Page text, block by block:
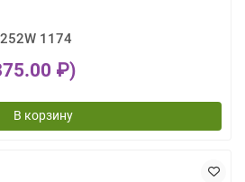
1174
₽)
В корзину